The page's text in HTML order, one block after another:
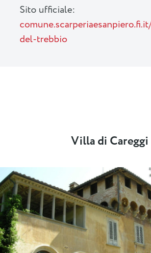
Sito ufficiale:
del-trebbio
Villa di Careggi